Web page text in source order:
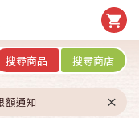
搜尋商品 搜尋商店
額通知